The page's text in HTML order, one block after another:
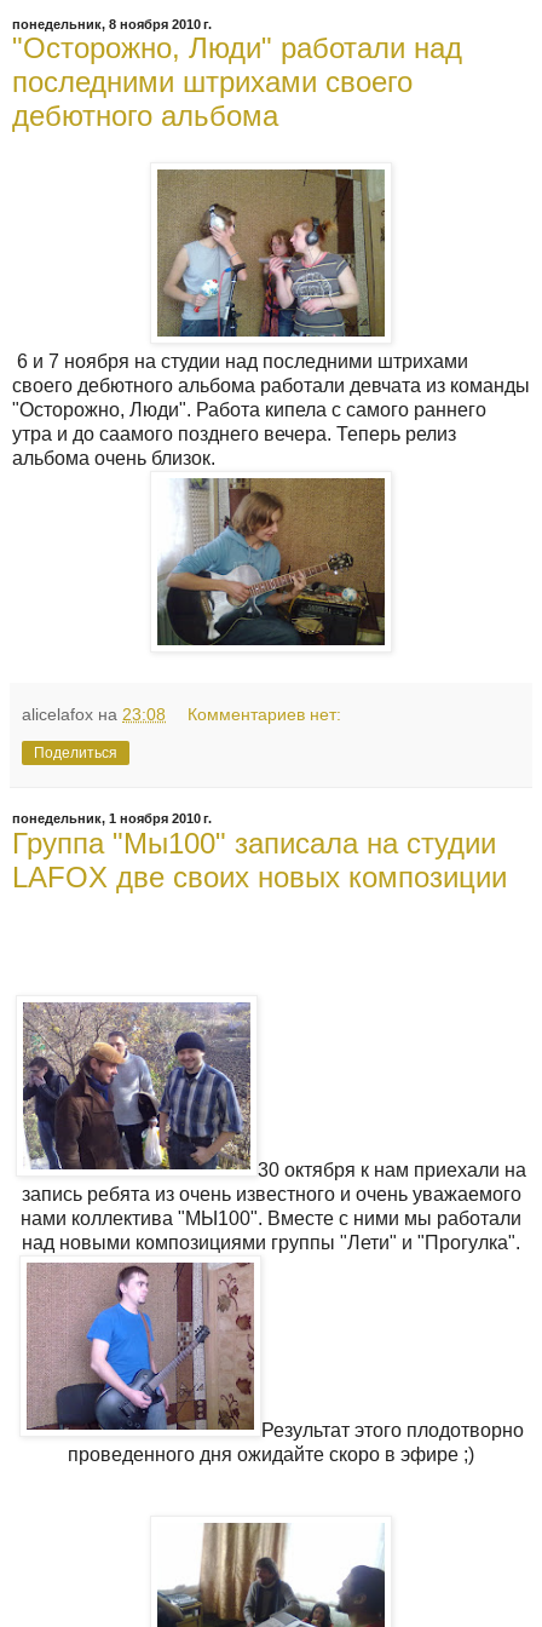
понедельник, 8 ноября 2010 г.
"Осторожно, Люди" работали над
последними штрихами своего
дебютного альбома
6 и 7 ноября на студии над последними штрихами
своего дебютного альбома работали девчата из команды
"Осторожно, Люди". Работа кипела с самого раннего
утра и до саамого позднего вечера. Теперь релиз
альбома очень близок.
alicelafox на 23:08 Комментариев нет:
Поделиться
понедельник, 1 ноября 2010 г.
Группа "Мы100" записала на студии
LAFOX две своих новых композиции
30 октября к нам приехали на
запись ребята из очень известного и очень уважаемого
нами коллектива "МЫ100". Вместе с ними мы работали
над новыми композициями группы "Лети" и "Прогулка".
Результат этого плодотворно
проведенного дня ожидайте скоро в эфире ;)